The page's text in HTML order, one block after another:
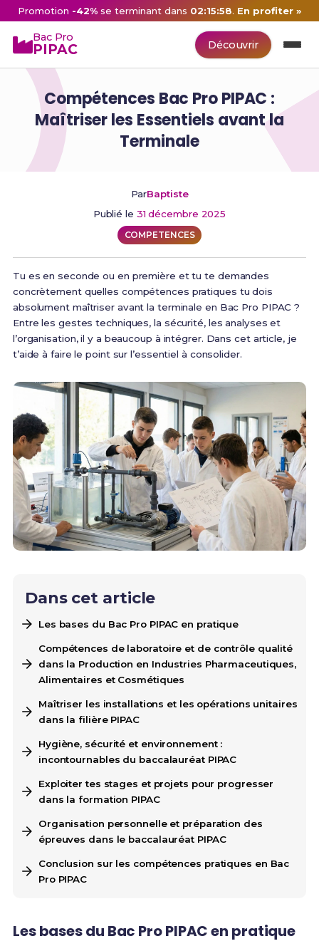
Promotion -42% se terminant dans 02:15:57. En profiter »
Bac Pro
PIPAC Découvrir
Compétences Bac Pro PIPAC :
Maîtriser les Essentiels avant la
Terminale
ParBaptiste
Publié le 31 décembre 2025
COMPETENCES
Tu es en seconde ou en première et tu te demandes
concrètement quelles compétences pratiques tu dois
absolument maîtriser avant la terminale en Bac Pro PIPAC ?
Entre les gestes techniques, la sécurité, les analyses et
l’organisation, il y a beaucoup à intégrer. Dans cet article, je
t’aide à faire le point sur l’essentiel à consolider.
Dans cet article
Les bases du Bac Pro PIPAC en pratique
Compétences de laboratoire et de contrôle qualité
dans la Production en Industries Pharmaceutiques,
Alimentaires et Cosmétiques
Maîtriser les installations et les opérations unitaires
dans la filière PIPAC
Hygiène, sécurité et environnement :
incontournables du baccalauréat PIPAC
Exploiter tes stages et projets pour progresser
dans la formation PIPAC
Organisation personnelle et préparation des
épreuves dans le baccalauréat PIPAC
Conclusion sur les compétences pratiques en Bac
Pro PIPAC
Les bases du Bac Pro PIPAC en pratique